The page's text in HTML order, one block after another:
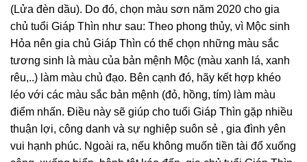
(Lửa đèn dầu). Do đó, chọn màu sơn năm 2020 cho gia
chủ tuổi Giáp Thìn như sau: Theo phong thủy, vì Mộc sinh
Hỏa nên gia chủ Giáp Thìn có thể chọn những màu sắc
tương sinh là màu của bản mệnh Mộc (màu xanh lá, xanh
rêu,..) làm màu chủ đạo. Bên cạnh đó, hãy kết hợp khéo
léo với các màu sắc bản mệnh (đỏ, hồng, tím) làm màu
điểm nhấn. Điều này sẽ giúp cho tuổi Giáp Thìn gặp nhiều
thuận lợi, công danh và sự nghiệp suôn sẻ , gia đình yên
vui hạnh phúc. Ngoài ra, nếu không muốn tiền tài đổ xuống